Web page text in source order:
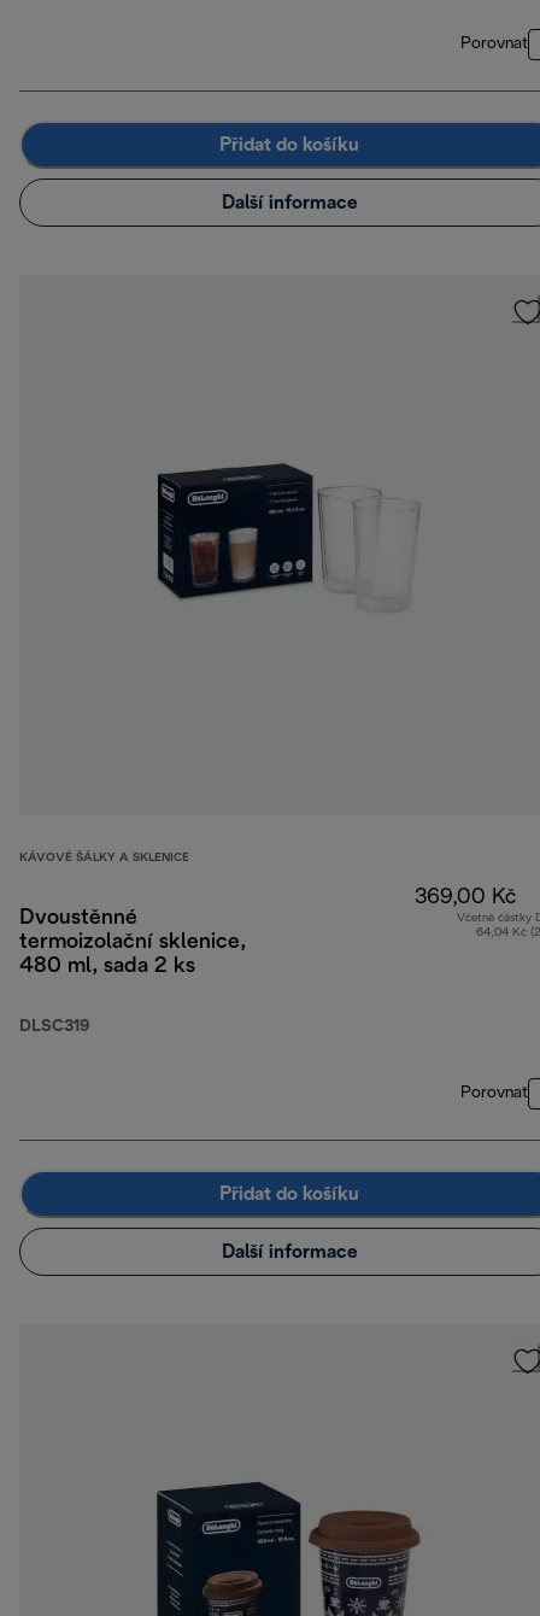
Porovnat
Přidat do košíku
Další informace
KÁVOVÉ ŠÁLKY A SKLENICE
Dvoustěnné
termoizolační sklenice,
480 ml, sada 2 ks
DLSC319
369,00 Kč
Včetně částky
64,04 Kč
Porovnat
Přidat do košíku
Další informace